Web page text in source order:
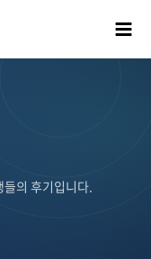
의 후기입니다.